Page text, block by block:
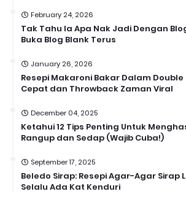
February 24, 2026
Tak Tahu la Apa Nak Jadi Dengan
Buka Blog Blank Terus
January 26, 2026
Resepi Makaroni Bakar Dalam Double
Cepat dan Throwback Zaman Viral
December 04, 2025
Ketahui 12 Tips Penting Untuk
Rangup dan Sedap (Wajib Cuba!)
September 17, 2025
Beledo Sirap: Resepi Agar-Agar Sirap
Selalu Ada Kat Kenduri